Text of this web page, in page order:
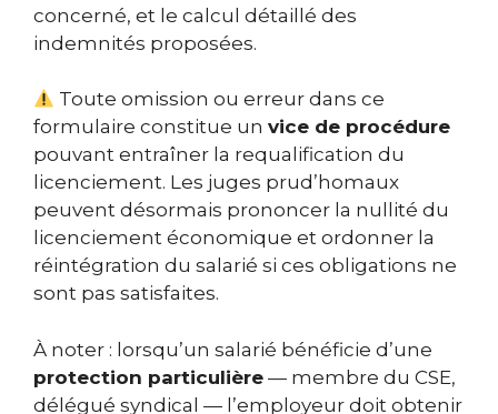
concerné, et le calcul détaillé des
indemnités proposées.
Toute omission ou erreur dans ce
formulaire constitue un vice de procédure
pouvant entraîner la requalification du
licenciement. Les juges prud’homaux
peuvent désormais prononcer la nullité du
licenciement économique et ordonner la
réintégration du salarié si ces obligations ne
sont pas satisfaites.
À noter : lorsqu’un salarié bénéficie d’une
protection particulière — membre du CSE,
délégué syndical — l’employeur doit obtenir